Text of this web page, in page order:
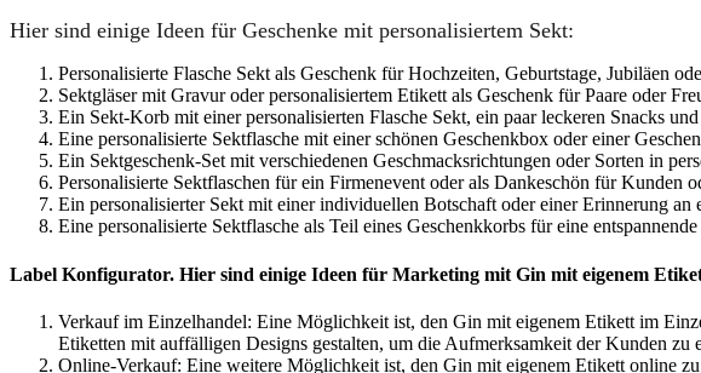
Hier sind einige Ideen für Geschenke mit personalisiertem Sekt:
Personalisierte Flasche Sekt als Geschenk für Hochzeiten, Geburtstage, Jubiläen
Sektgläser mit Gravur oder personalisiertem Etikett als Geschenk für Paare oder
Ein Sekt-Korb mit einer personalisierten Flasche Sekt, ein paar leckeren Snacks
Eine personalisierte Sektflasche mit einer schönen Geschenkbox oder einer
Ein Sektgeschenk-Set mit verschiedenen Geschmacksrichtungen oder Sorten in
Personalisierte Sektflaschen für ein Firmenevent oder als Dankeschön für Kunden
Ein personalisierter Sekt mit einer individuellen Botschaft oder einer Erinnerung
Eine personalisierte Sektflasche als Teil eines Geschenkkorbs für eine
Label Konfigurator. Hier sind einige Ideen für Marketing mit Gin mit eigenem
Verkauf im Einzelhandel: Eine Möglichkeit ist, den Gin mit eigenem Etikett im
Etiketten mit auffälligen Designs gestalten, um die Aufmerksamkeit der Kunden zu
Online-Verkauf: Eine weitere Möglichkeit ist, den Gin mit eigenem Etikett online